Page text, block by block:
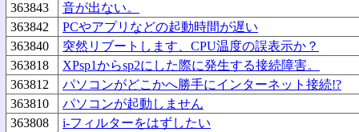
363843
音が出ない。
363842
PCやアプリなどの起動時間が遅い
363840
突然リブートします、CPU温度の誤表示か？
363818
XPsp1からsp2にした際に発生する接続障害。
363812
パソコンがどこかへ勝手にインターネット接続!?
363810
パソコンが起動しません
363808
i-フィルターをはずしたい